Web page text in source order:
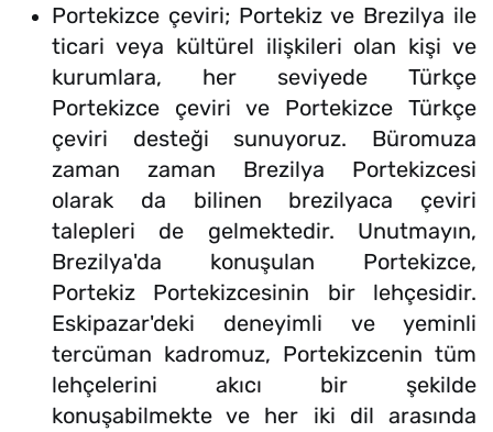
Portekizce çeviri; Portekiz ve Brezilya ile
ticari veya kültürel ilişkileri olan kişi ve
kurumlara, her seviyede Türkçe
Portekizce çeviri ve Portekizce Türkçe
çeviri desteği sunuyoruz. Büromuza
zaman zaman Brezilya Portekizcesi
olarak da bilinen brezilyaca çeviri
talepleri de gelmektedir. Unutmayın,
Brezilya'da konuşulan Portekizce,
Portekiz Portekizcesinin bir lehçesidir.
Eskipazar'deki deneyimli ve yeminli
tercüman kadromuz, Portekizcenin tüm
lehçelerini akıcı bir şekilde
konuşabilmekte ve her iki dil arasında